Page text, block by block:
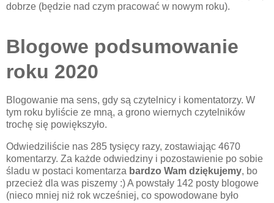
dobrze (będzie nad czym pracować w nowym roku).
Blogowe podsumowanie
roku 2020
Blogowanie ma sens, gdy są czytelnicy i komentatorzy. W
tym roku byliście ze mną, a grono wiernych czytelników
trochę się powiększyło.
Odwiedziliście nas 285 tysięcy razy, zostawiając 4670
komentarzy. Za każde odwiedziny i pozostawienie po sobie
śladu w postaci komentarza bardzo Wam dziękujemy, bo
przecież dla was piszemy :) A powstały 142 posty blogowe
(nieco mniej niż rok wcześniej, co spowodowane było